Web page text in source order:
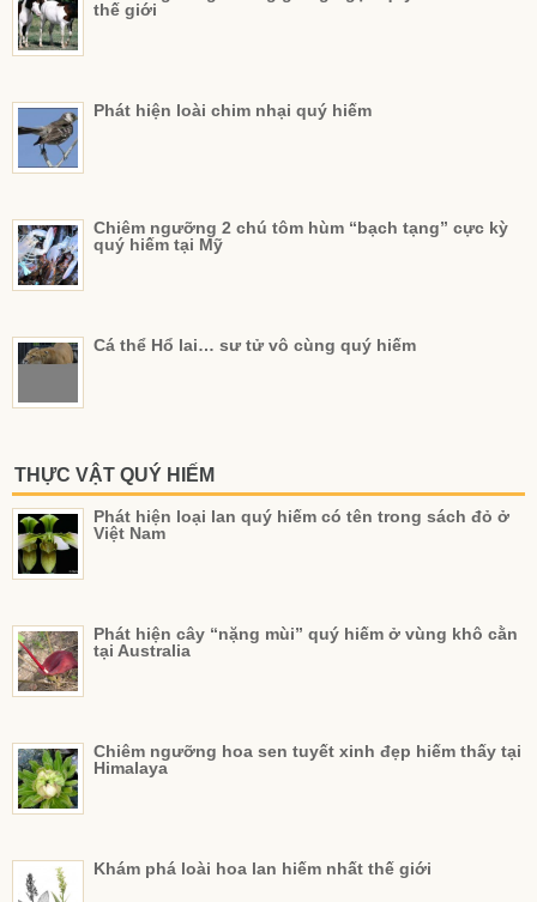
thế giới
Phát hiện loài chim nhại quý hiếm
Chiêm ngưỡng 2 chú tôm hùm “bạch tạng” cực kỳ
quý hiếm tại Mỹ
Cá thể Hổ lai… sư tử vô cùng quý hiếm
THỰC VẬT QUÝ HIẾM
Phát hiện loại lan quý hiếm có tên trong sách đỏ ở
Việt Nam
Phát hiện cây “nặng mùi” quý hiếm ở vùng khô cằn
tại Australia
Chiêm ngưỡng hoa sen tuyết xinh đẹp hiếm thấy tại
Himalaya
Khám phá loài hoa lan hiếm nhất thế giới